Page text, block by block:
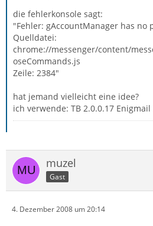
die fehlerkonsole sagt:
"Fehler: gAccountManager has no
Quelldatei:
chrome://messenger/content/
oseCommands.js
Zeile: 2384"
hat jemand vielleicht eine idee?
ich verwende: TB 2.0.0.17
muzel
Gast
4. Dezember 2008 um 20:14